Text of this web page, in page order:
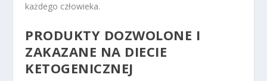
każdego człowieka.
PRODUKTY DOZWOLONE I
ZAKAZANE NA DIECIE
KETOGENICZNEJ